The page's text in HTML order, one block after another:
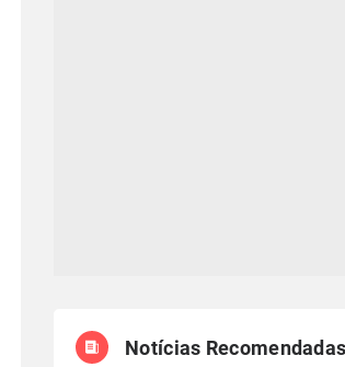
Notícias Recomendadas